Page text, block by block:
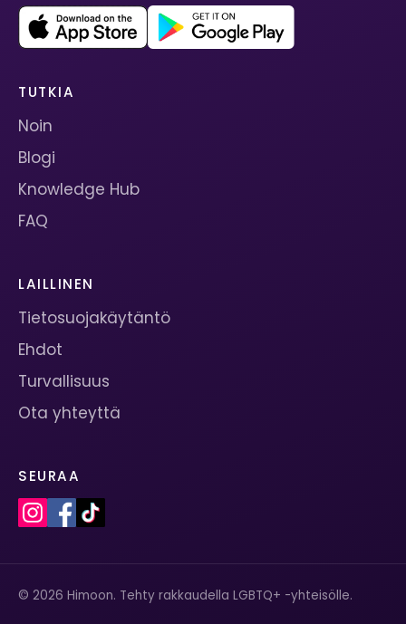
TUTKIA
Noin
Blogi
Knowledge Hub
FAQ
LAILLINEN
Tietosuojakäytäntö
Ehdot
Turvallisuus
Ota yhteyttä
SEURAA
© 2026 Himoon. Tehty rakkaudella LGBTQ+ -yhteisölle.